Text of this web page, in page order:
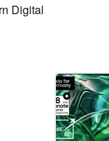
Digital